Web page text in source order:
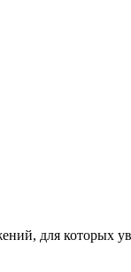
для которых